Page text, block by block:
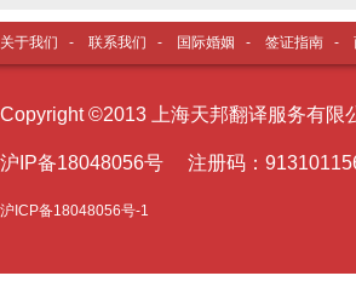
关于我们 - 联系我们 - 国际婚姻 - 签证指南 -
Copyright ©2013 上海天邦翻译服务有
沪I P备18048056号 注册码：
沪ICP备18048056号-1